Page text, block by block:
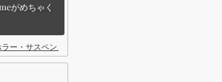
がめちゃく
ー・サスペンス・ノワール】韓国至上の《最凶の悪》が登